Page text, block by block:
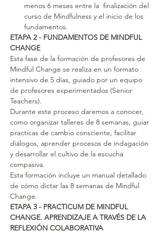
menos 6 meses entre la  finalización del
curso de Mindfulness y el inicio de los
fundamentos.
ETAPA 2 - FUNDAMENTOS DE MINDFUL
CHANGE
Esta fase de la formación de profesores de
Mindful Change se realiza en un formato
intensivo de 5 días, guiado por un equipo
de profesores experimentados (Senior
Teachers).
Durante este proceso daremos a conocer,
como organizar talleres de 8 semanas, guiar
practicas de cambio consciente, facilitar
diálogos, aprender procesos de indagación
y desarrollar el cultivo de la escucha
compasiva.
Esta formación incluye un manual detallado
de cómo dictar las 8 semanas de Mindful
Change.
ETAPA 3 - PRACTICUM DE MINDFUL
CHANGE. APRENDIZAJE A TRAVÉS DE LA
REFLEXIÓN COLABORATIVA